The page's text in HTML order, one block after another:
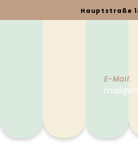
to
Hauptstraße
E-Mail: